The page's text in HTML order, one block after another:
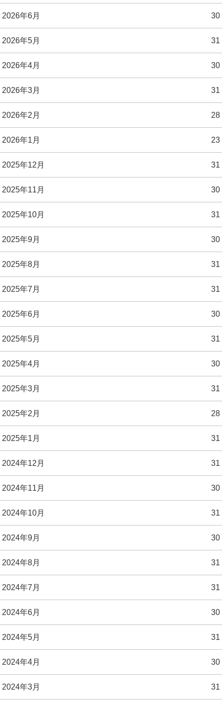
2026年6月 30
2026年5月 31
2026年4月 30
2026年3月 31
2026年2月 28
2026年1月 23
2025年12月 31
2025年11月 30
2025年10月 31
2025年9月 30
2025年8月 31
2025年7月 31
2025年6月 30
2025年5月 31
2025年4月 30
2025年3月 31
2025年2月 28
2025年1月 31
2024年12月 31
2024年11月 30
2024年10月 31
2024年9月 30
2024年8月 31
2024年7月 31
2024年6月 30
2024年5月 31
2024年4月 30
2024年3月 31